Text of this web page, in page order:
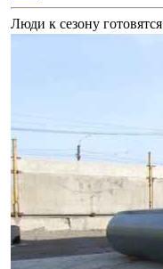
Люди к сезону готовятся